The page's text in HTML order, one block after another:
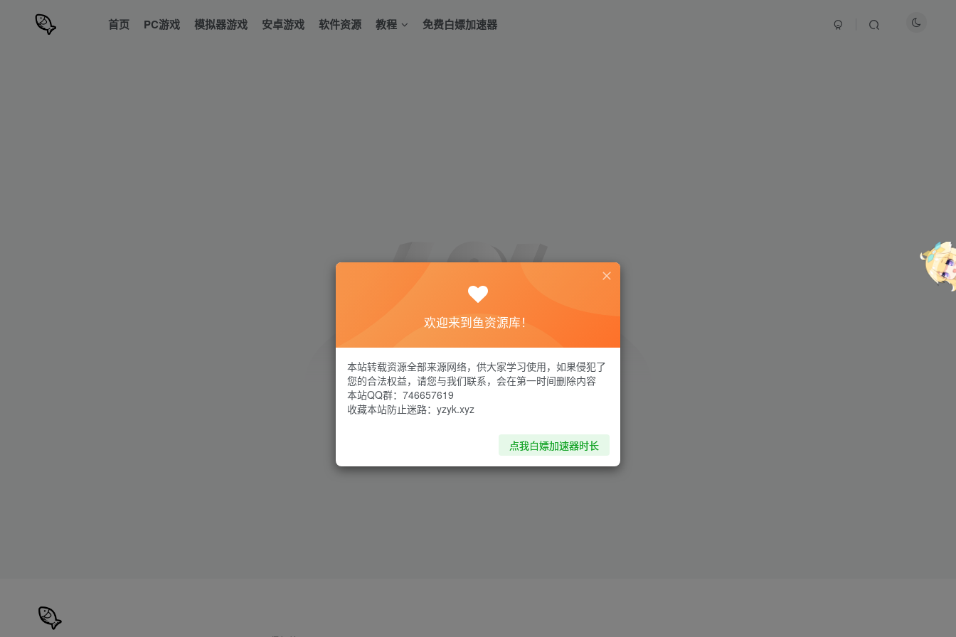
首页 PC游戏 模拟器游戏 安卓游戏 软件资源 教程 免费白嫖加速器
欢迎来到鱼资源库！
本站转载资源全部来源网络，供大家学习使用，如果侵犯了
您的合法权益，请您与我们联系，会在第一时间删除内容
本站QQ群：746657619
收藏本站防止迷路：yzyk.xyz
点我白嫖加速器时长